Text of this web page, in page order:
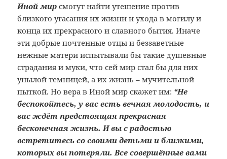
Иной мир смогут найти утешение против
близкого угасания их жизни и ухода в могилу и
конца их прекрасного и славного бытия. Иначе
эти добрые почтенные отцы и беззаветные
нежные матери испытывали бы такие душевные
страдания и муки, что сей мир стал бы для них
унылой темницей, а их жизнь – мучительной
пыткой. Но вера в Иной мир скажет им: “Не
беспокойтесь, у вас есть вечная молодость, и
вас ждёт предстоящая прекрасная
бесконечная жизнь. И вы с радостью
встретитесь со своими детьми и близкими,
которых вы потеряли. Все совершённые вами